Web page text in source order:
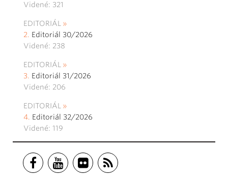
Videné: 321
EDITORIÁL
Editoriál 30/2026
Videné: 238
EDITORIÁL
Editoriál 31/2026
Videné: 206
EDITORIÁL
Editoriál 32/2026
Videné: 119